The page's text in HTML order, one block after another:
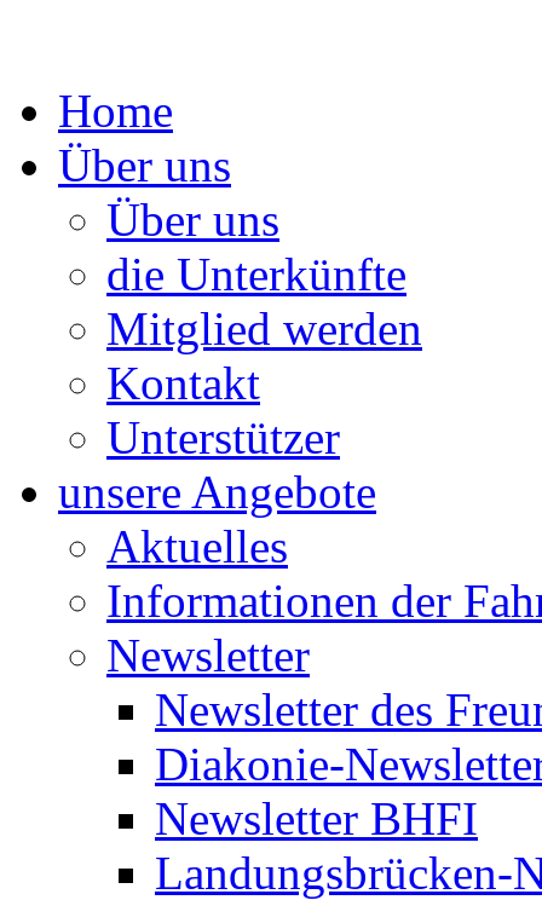
Springe
zum
Home
Über uns
Über uns
die Unterkünfte
Mitglied werden
Kontakt
Unterstützer
unsere Angebote
Aktuelles
Informationen der
Newsletter
Newsletter des
Diakonie-
Newsletter BHFI
Landungsbrücken-